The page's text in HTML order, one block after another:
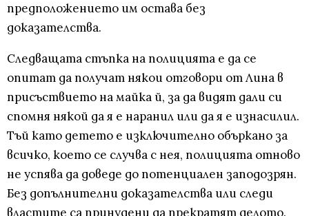
предположението им остава без
доказателства.
Следващата стъпка на полицията е да се
опитат да получат някои отговори от Лина в
присъствието на майка й, за да видят дали си
спомня някой да я е наранил или да я е изнасилил.
Тъй като детето е изключително объркано за
всичко, което се случва с нея, полицията отново
не успява да доведе до потенциален заподозрян.
Без допълнителни доказателства или следи
властите са принудени да прекратят делото.